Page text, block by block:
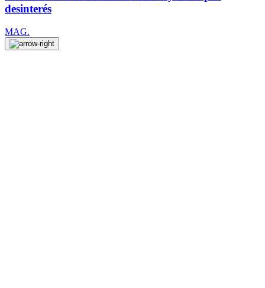
desinterés
MAG.